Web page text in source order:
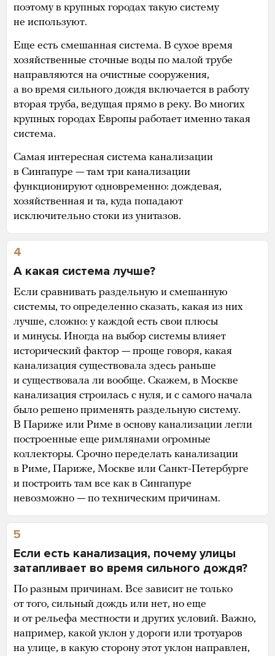
поэтому в крупных городах такую систему
не используют.
Еще есть смешанная система. В сухое время
хозяйственные сточные воды по малой трубе
направляются на очистные сооружения,
а во время сильного дождя включается в работу
вторая труба, ведущая прямо в реку. Во многих
крупных городах Европы работает именно такая
система.
Самая интересная система канализации
в Сингапуре — там три канализации
функционируют одновременно: дождевая,
хозяйственная и та, куда попадают
исключительно стоки из унитазов.
4
А какая система лучше?
Если сравнивать раздельную и смешанную
системы, то определенно сказать, какая из них
лучше, сложно: у каждой есть свои плюсы
и минусы. Иногда на выбор системы влияет
исторический фактор — проще говоря, какая
канализация существовала здесь раньше
и существовала ли вообще. Скажем, в Москве
канализация строилась с нуля, и с самого начала
было решено применять раздельную систему.
В Париже или Риме в основу канализации легли
построенные еще римлянами огромные
коллекторы. Срочно переделать канализации
в Риме, Париже, Москве или Санкт-Петербурге
и построить там все как в Сингапуре
невозможно — по техническим причинам.
5
Если есть канализация, почему улицы
затапливает во время сильного дождя?
По разным причинам. Все зависит не только
от того, сильный дождь или нет, но еще
и от рельефа местности и других условий. Важно,
например, какой уклон у дороги или тротуаров
на улице, в какую сторону этот уклон направлен,